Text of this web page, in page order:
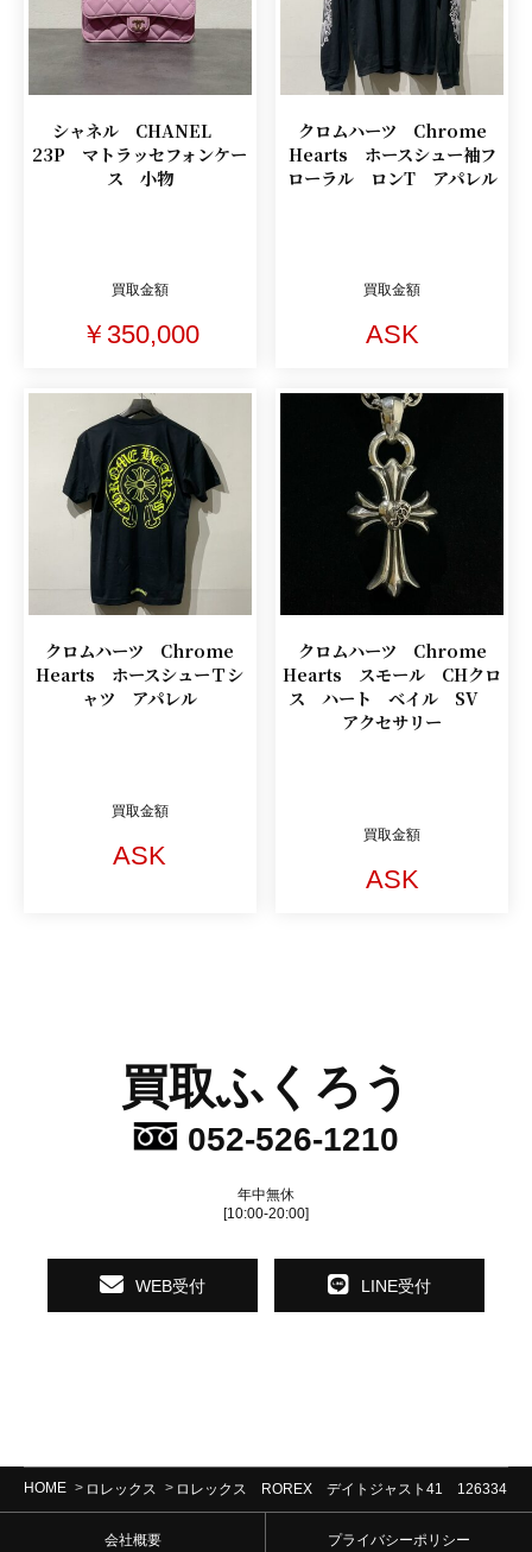
シャネル CHANEL
23P マトラッセフォンケー
ス 小物
買取金額
￥350,000
クロムハーツ Chrome
Hearts ホースシュー袖フ
ローラル ロンT アパレル
買取金額
ASK
クロムハーツ Chrome
Hearts ホースシューＴシ
ャツ アパレル
買取金額
ASK
クロムハーツ Chrome
Hearts スモール CHクロ
ス ハート ベイル SV
アクセサリー
買取金額
ASK
買取ふくろう
052-526-1210
年中無休
[10:00-20:00]
WEB受付 LINE受付
HOME ロレックス ロレックス ROREX デイトジャスト41 126334
会社概要 プライバシーポリシー